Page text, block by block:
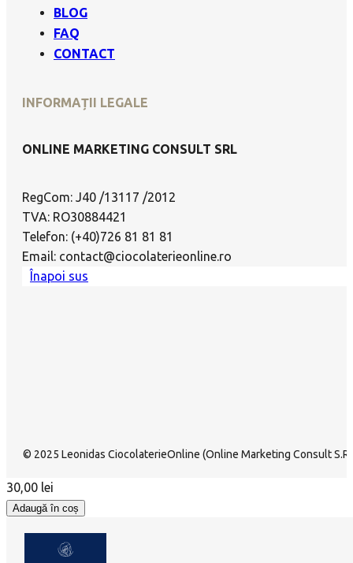
BLOG
FAQ
CONTACT
INFORMAȚII LEGALE
ONLINE MARKETING CONSULT SRL
RegCom: J40 /13117 /2012
TVA: RO30884421
Telefon: (+40)726 81 81 81
Email: contact@ciocolaterieonline.ro
Înapoi sus
© 2025 Leonidas CiocolaterieOnline (Online Marketing Consult
30,00 lei
Adaugă în coș